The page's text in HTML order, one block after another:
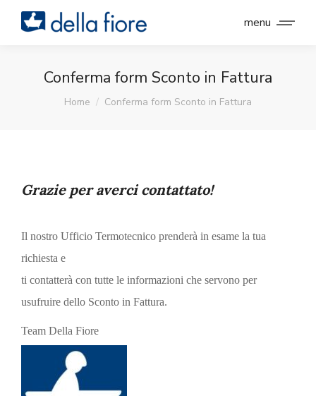
menu
Conferma form Sconto in Fattura
You are here:
Home Conferma form Sconto in Fattura
Grazie per averci contattato!
Il nostro Ufficio Termotecnico prenderà in esame la tua
richiesta e
ti contatterà con tutte le informazioni che servono per
usufruire dello Sconto in Fattura.
Team Della Fiore